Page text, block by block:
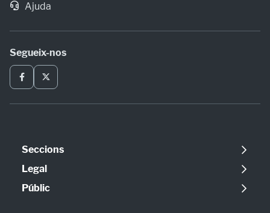
Ajuda
Segueix-nos
Seccions
Política
Opinió
Legal
Avís legal
Públic